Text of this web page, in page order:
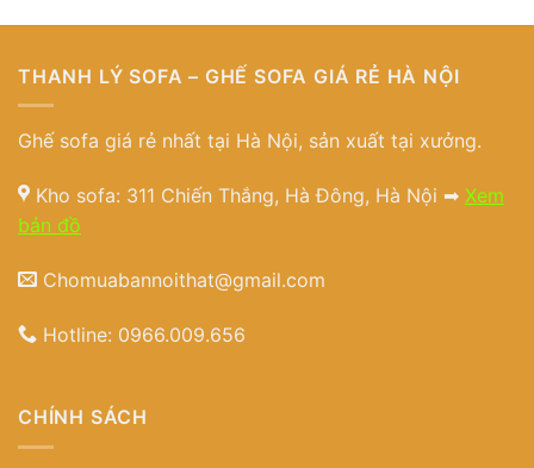
THANH LÝ SOFA – GHẾ SOFA GIÁ RẺ HÀ NỘI
Ghế sofa giá rẻ nhất tại Hà Nội, sản xuất tại xưởng.
Kho sofa: 311 Chiến Thắng, Hà Đông, Hà Nội ➡ Xem
bản đồ
Chomuabannoithat@gmail.com
Hotline: 0966.009.656
CHÍNH SÁCH